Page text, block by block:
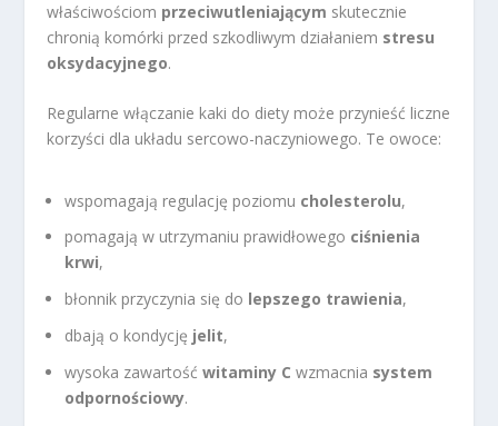
właściwościom przeciwutleniającym skutecznie
chronią komórki przed szkodliwym działaniem stresu
oksydacyjnego.
Regularne włączanie kaki do diety może przynieść liczne
korzyści dla układu sercowo-naczyniowego. Te owoce:
wspomagają regulację poziomu cholesterolu,
pomagają w utrzymaniu prawidłowego ciśnienia
krwi,
błonnik przyczynia się do lepszego trawienia,
dbają o kondycję jelit,
wysoka zawartośćwitaminy C wzmacnia system
odpornościowy.